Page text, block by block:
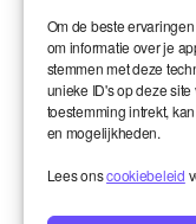
Om de beste
om informatie over je
stemmen met deze
unieke ID's op deze
toestemming intrekt,
en mogelijkheden.
Lees onscookiebeleid
in Progress